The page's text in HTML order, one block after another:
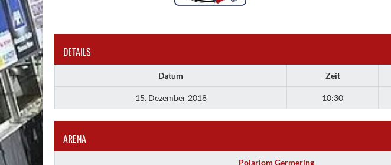
DETAILS
Datum Zeit
15. Dezember 2018 10:30
ARENA
Polariom Germering